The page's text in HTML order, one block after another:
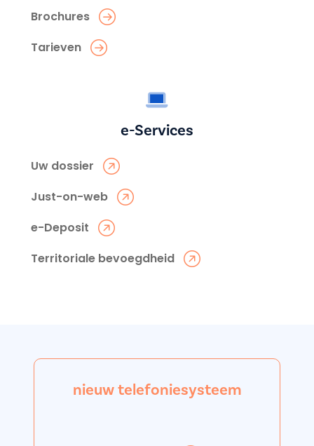
Brochures
Tarieven
e-Services
Uw dossier
Just-on-web
e-Deposit
Territoriale bevoegdheid
nieuw telefoniesysteem